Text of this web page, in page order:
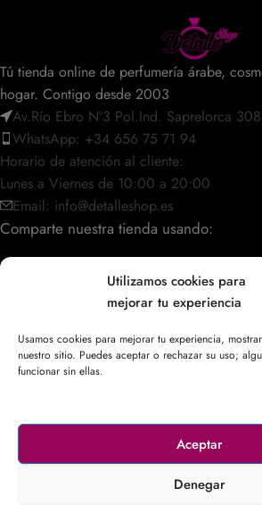
Utilizamos cookies para
mejorar tu experiencia
Usamos cookies para mejorar tu experiencia,
nuestro sitio. Puedes aceptar o rechazar su uso;
funcionar sin ellas.
Aceptar
Denegar
Tú tienda online de perfumería árabe,
hogar. Contigo desde 2003
Av.Río Ebro Nº3 Pol.Ind. Saprelorca
WhatsApp: +34 656 75 71 94
Horario de atención al cliente:
Lunes a Viernes de 10:00 a 20:00
Email: info@detalleshop.es
Comparte nuestra tienda usando:
POLÍTICAS / INFORMACIÓN
ACCESO RÁPIDO
© 2003–2026DetalleShop. Todos los